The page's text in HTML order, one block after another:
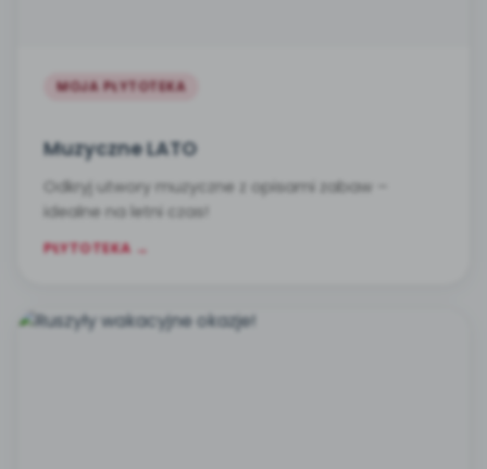
MOJA PŁYTOTEKA
Muzyczne LATO
Odkryj utwory muzyczne z opisami zabaw –
idealne na letni czas!
PŁYTOTEKA →